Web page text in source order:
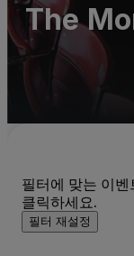
The
필터에 맞는 이
클릭하세요.
필터 재설정